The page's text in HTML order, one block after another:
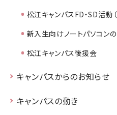
松江キャンパスFD・SD活動
新入生向けノートパソコン
松江キャンパス後援会
キャンパスからのお知らせ
キャンパスの動き